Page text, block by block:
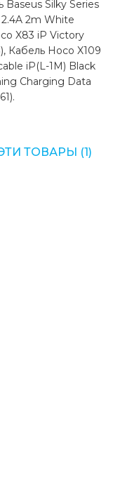
Baseus Silky Series
2m White
X83 iP Victory
Кабель Hoco X109
iP(L-1M) Black
Charging Data
ТОВАРЫ (1)